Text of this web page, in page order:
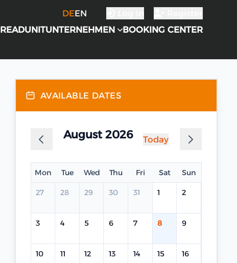
DEEN
READUNITUNTERNEHMEN BOOKING CENTER
AVAILABLE DATES
August 2026 Today
Mon Tue Wed Thu Fri Sat Sun
27 28 29 30 31 1 2
3 4 5 6 7 8 9
10 11 12 13 14 15 16